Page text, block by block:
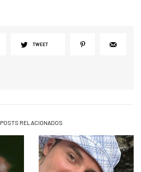
TWEET
POSTS RELACIONADOS